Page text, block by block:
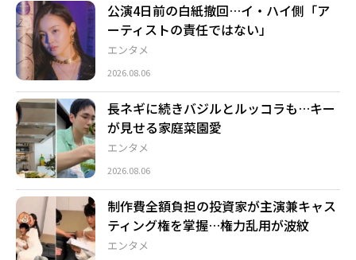
エンタメ
公演4日前の白紙撤回…イ・ハイ側「ア
ーティストの責任ではない」
2026.08.06
エンタメ
長ネギに続きバジルとルッコラも…キー
が見せる家庭菜園愛
2026.08.06
エンタメ
制作費全額負担の投資家が主演兼キャス
ティング権を掌握…権力乱用が波紋